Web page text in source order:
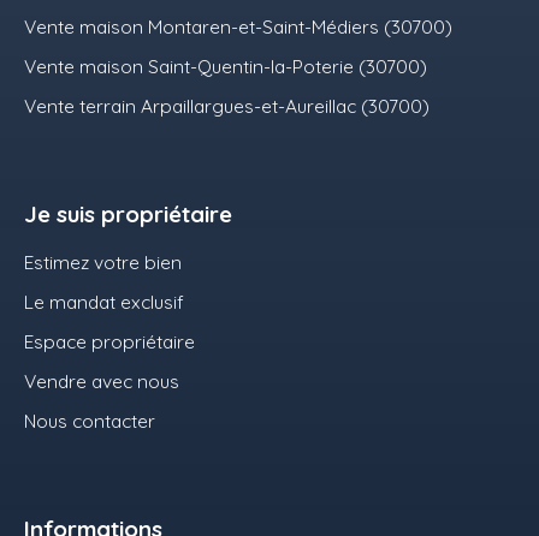
Vente maison Montaren-et-Saint-Médiers (30700)
Vente maison Saint-Quentin-la-Poterie (30700)
Vente terrain Arpaillargues-et-Aureillac (30700)
Je suis propriétaire
Estimez votre bien
Le mandat exclusif
Espace propriétaire
Vendre avec nous
Nous contacter
Informations